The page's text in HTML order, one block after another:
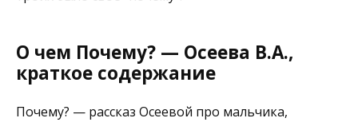
О чем Почему? — Осеева В.А.,
краткое содержание
Почему? — рассказ Осеевой про мальчика,